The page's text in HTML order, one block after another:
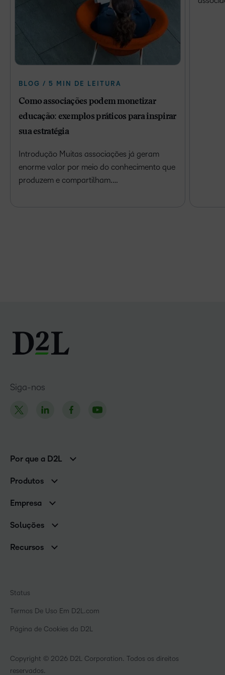
BLOG / 5 MIN DE LEITURA
Como associações podem monetizar
educação: exemplos práticos para inspirar
sua estratégia
Introdução Muitas associações já geram
enorme valor por meio do conhecimento que
produzem e compartilham.…
Siga-nos
Por que a D2L
Clientes de associações
Produtos
Serviços e suporte
Nuvem Brightspace
Empresa
Contato e unidades
Notícias
Soluções
Educação básica
Instituições de capacitação
Recursos
Comunidade
Copyright © 2026 D2L Corporation. Todos os direitos
reservados.
Status
Termos De Uso Em D2L.com
Página de Cookies da D2L